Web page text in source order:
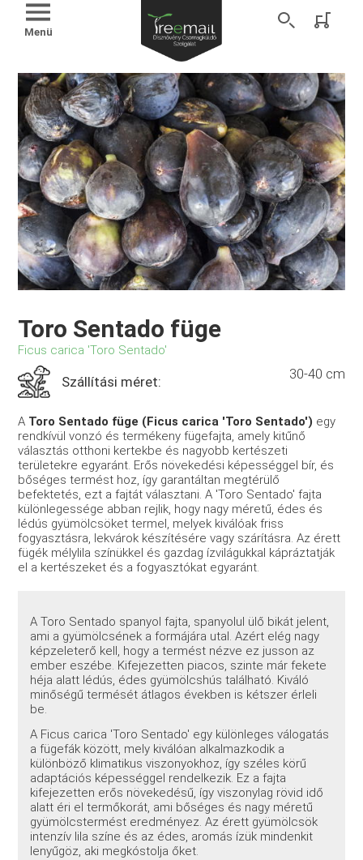
Menü
Toro Sentado füge
Ficus carica 'Toro Sentado'
Szállítási méret: 30-40 cm
A Toro Sentado füge (Ficus carica 'Toro Sentado') egy
rendkívül vonzó és termékeny fügefajta, amely kitűnő
választás otthoni kertekbe és nagyobb kertészeti
területekre egyaránt. Erős növekedési képességgel bír, és
bőséges termést hoz, így garantáltan megtérülő
befektetés, ezt a fajtát választani. A 'Toro Sentado' fajta
különlegessége abban rejlik, hogy nagy méretű, édes és
lédús gyümölcsöket termel, melyek kiválóak friss
fogyasztásra, lekvárok készítésére vagy szárításra. Az érett
fügék mélylila színükkel és gazdag ízvilágukkal kápráztatják
el a kertészeket és a fogyasztókat egyaránt.
A Toro Sentado spanyol fajta, spanyolul ülő bikát jelent,
ami a gyümölcsének a formájára utal. Azért elég nagy
képzeleterő kell, hogy a termést nézve ez jusson az
ember eszébe. Kifejezetten piacos, szinte már fekete
héja alatt lédús, édes gyümölcshús található. Kiváló
minőségű termését átlagos években is kétszer érleli
be.
A Ficus carica 'Toro Sentado' egy különleges válogatás
a fügefák között, mely kiválóan alkalmazkodik a
különböző klimatikus viszonyokhoz, így széles körű
adaptációs képességgel rendelkezik. Ez a fajta
kifejezetten erős növekedésű, így viszonylag rövid idő
alatt éri el termőkorát, ami bőséges és nagy méretű
gyümölcstermést eredményez. Az érett gyümölcsök
intenzív lila színe és az édes, aromás ízük mindenkit
lenyűgöz, aki megkóstolja őket.